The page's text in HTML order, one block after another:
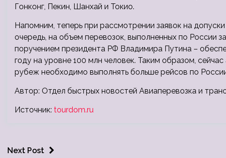
Гонконг, Пекин, Шанхай и Токио.
Напомним, теперь при рассмотрении заявок на
очередь, на объем перевозок, выполненных по России
поручением президента РФ Владимира Путина –
году на уровне 100 млн человек. Таким образом,
рубеж необходимо выполнять больше рейсов по
Автор: Отдел быстрых новостей Авиаперевозка и
Источник: tourdom.ru
Next Post